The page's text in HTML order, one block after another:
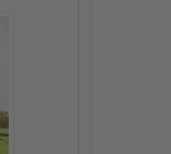
zum
Einlochen